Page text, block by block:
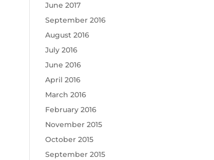
June 2017
September 2016
August 2016
July 2016
June 2016
April 2016
March 2016
February 2016
November 2015
October 2015
September 2015